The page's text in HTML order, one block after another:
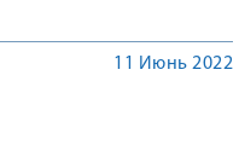
11 Июнь 2022